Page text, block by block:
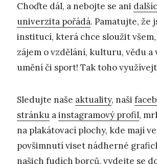
Choďte dál, a nebojte se ani
univerzita pořádá. Pamatujte, že
institucí, která chce sloužit
zájem o vzdělání, kulturu, vědu a
umění či sport! Tak toho
Sledujte naše aktuality, naši
stránku ainstagramový profil,
na plakátovací plochy, kde mají
povšimnutí viset nádherné
našich fudích borců, vydejte se